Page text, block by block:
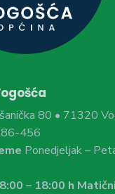
80 • 71320
456
Ponedjeljak –
– 18:00 h